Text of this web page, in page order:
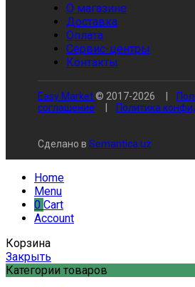
О магазине
Доставка
Оплата
Сервис-центры
Контакты
Easy Market© 2017-2026
соглашение
Политика
Сделано в Semantica.uz
Home
Menu
0 Cart
Account
Корзина
Закрыть
Категории товаров